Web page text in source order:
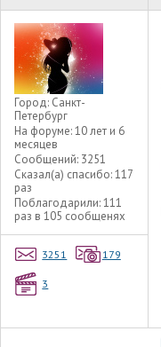
Город: Санкт-
Петербург
На форуме:10 лет и 6
месяцев
Сообщений: 3251
Сказал(а) спасибо:117
раз
Поблагодарили:111
раз в 105 сообщенях
3251 179
3